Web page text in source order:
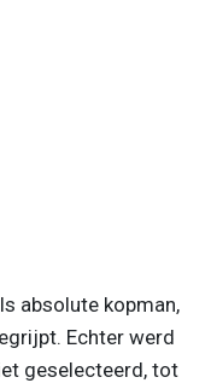
absolute kopman,
Echter werd
geselecteerd, tot